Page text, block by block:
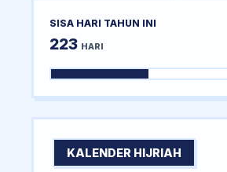
SISA HARI TAHUN INI
223 HARI
KALENDER HIJRIAH